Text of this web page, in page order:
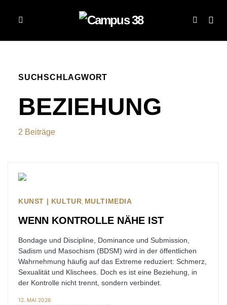
SUCHSCHLAGWORT
BEZIEHUNG
2 Beiträge
KUNST | KULTUR MULTIMEDIA
WENN KONTROLLE NÄHE IST
Bondage und Discipline, Dominance und Submission,
Sadism und Masochism (BDSM) wird in der öffentlichen
Wahrnehmung häufig auf das Extreme reduziert: Schmerz,
Sexualität und Klischees. Doch es ist eine Beziehung, in
der Kontrolle nicht trennt, sondern verbindet.
12. MAI 2026